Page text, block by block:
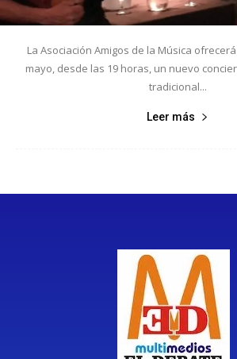
La Asociación Amigos de la Música
mayo, desde las 19 horas, un nuevo
tradicional...
Leer más